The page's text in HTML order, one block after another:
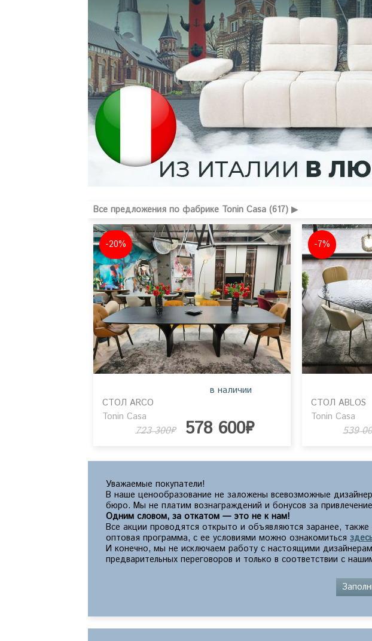
Все предложения по фабрике Tonin Casa (617) ▶
в наличии
723 300₽ 578 600₽
-20%
СТОЛ ARCO
Tonin Casa
539
-7%
СТОЛ ABLOS
Tonin Casa
Уважаемые покупатели!
В наше ценообразование не заложены всевозможные
бюро. Мы не платим вознаграждений и бонусов за
Одним словом, за откатом — это не к нам!
Все акции проводятся открыто и объявляются заранее, также
оптовая программа, с ее условиями можно ознакомиться
И конечно, мы не исключаем работу с настоящими
предварительных переговоров и только в соответствии с